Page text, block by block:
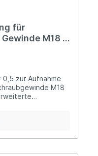
für
M18 x
zur Aufnahme
M18